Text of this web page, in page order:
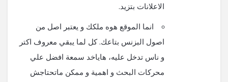
الاعلانات بتزيد.
انما الموقع هوه ملكك و يعتبر اصل من
اصول البزنس بتاعك. كل لما يبقي معروف اكتر
و ناس تدخل عليه، هاياخد سمعة افضل علي
محركات البحث و اهمية و ممكن ماتحتاجش